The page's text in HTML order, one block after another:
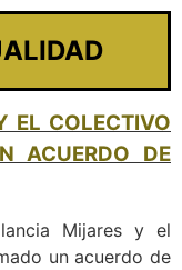
EL COLECTIVO
ACUERDO DE
Mijares y el
un acuerdo de